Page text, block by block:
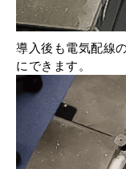
導入後も電気配線
にできます。